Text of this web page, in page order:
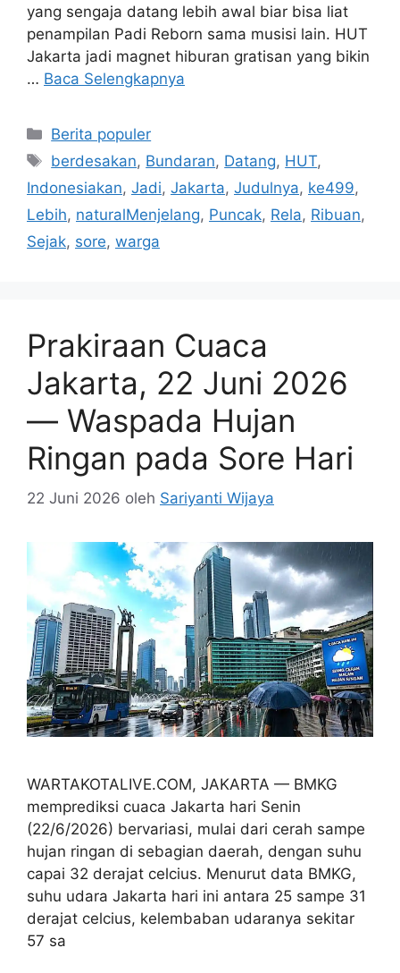
yang sengaja datang lebih awal biar bisa liat
penampilan Padi Reborn sama musisi lain. HUT
Jakarta jadi magnet hiburan gratisan yang bikin
… Baca Selengkapnya
Kategori
Berita populer
Tag
berdesakan, Bundaran, Datang, HUT,
Indonesiakan, Jadi, Jakarta, Judulnya, ke499,
Lebih, naturalMenjelang, Puncak, Rela, Ribuan,
Sejak, sore, warga
Prakiraan Cuaca
Jakarta, 22 Juni 2026
— Waspada Hujan
Ringan pada Sore Hari
22 Juni 2026 oleh Sariyanti Wijaya
WARTAKOTALIVE.COM, JAKARTA — BMKG
memprediksi cuaca Jakarta hari Senin
(22/6/2026) bervariasi, mulai dari cerah sampe
hujan ringan di sebagian daerah, dengan suhu
capai 32 derajat celcius. Menurut data BMKG,
suhu udara Jakarta hari ini antara 25 sampe 31
derajat celcius, kelembaban udaranya sekitar
57 sa